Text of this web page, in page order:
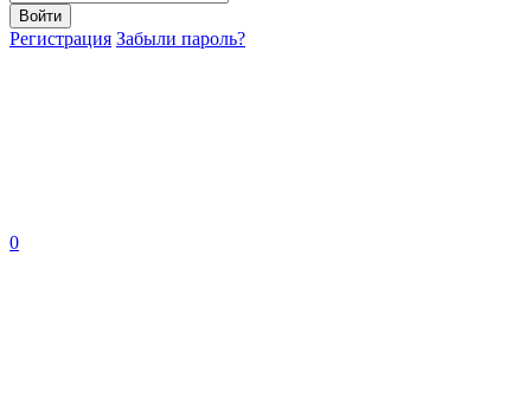
Войти
Регистрация Забыли пароль?
0